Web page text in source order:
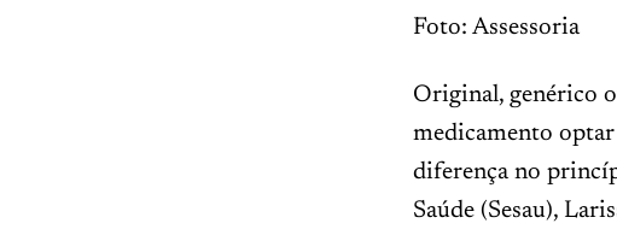
Foto: Assessoria
Original, genérico
medicamento
diferença no
Saúde (Sesau),